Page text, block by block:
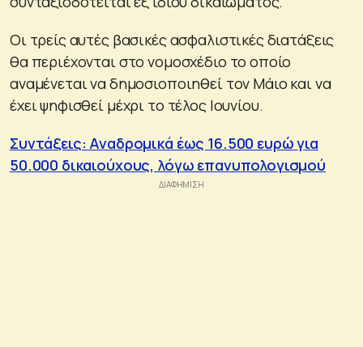
Οι τρείς αυτές βασικές ασφαλιστικές διατάξεις
θα περιέχονται στο νομοσχέδιο το οποίο
αναμένεται να δημοσιοποιηθεί τον Μάιο και να
έχει ψηφισθεί μέχρι το τέλος Ιουνίου.
Συντάξεις: Αναδρομικά έως 16.500 ευρώ για
50.000 δικαιούχους, λόγω επανυπολογισμού